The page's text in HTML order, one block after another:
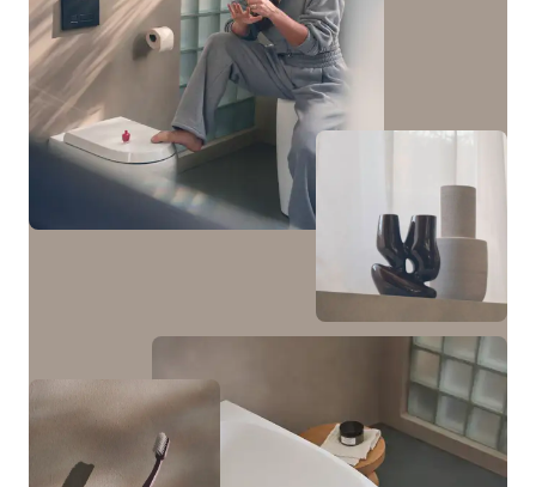
versátiles para diferentes diseños de lavabo. Está
equipado con dos o cuatro cajones, siendo los
inferiores más altos, y también está disponible en
modelos con uno o dos cajones que se integran a la
perfección con un lavabo empotrado (conjunto).
La gama se completa con encimeras para lavabos
sobre encimera, encimeras con lavabo empotrado
integrado desde abajo (juego) y una encimera
variable para la encimera de piedra sobre encimera,
con anchuras que van de 1200 mm a 2000 mm.
A juego con los muebles bajos para lavabo, hay
disponibles un armario de media altura con una
puerta y un armario medio con dos puertas y un hueco
abierto en el centro, que puede iluminarse
opcionalmente.
Ver encimeras de piedra